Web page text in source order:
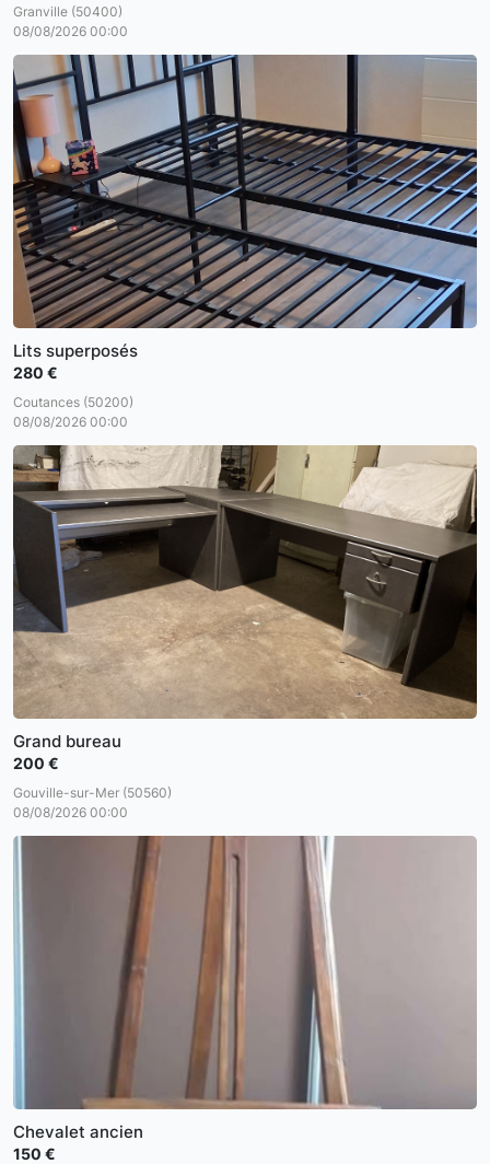
Granville (50400)
08/08/2026 00:00
Lits superposés
280 €
Coutances (50200)
08/08/2026 00:00
Grand bureau
200 €
Gouville-sur-Mer (50560)
08/08/2026 00:00
Chevalet ancien
150 €